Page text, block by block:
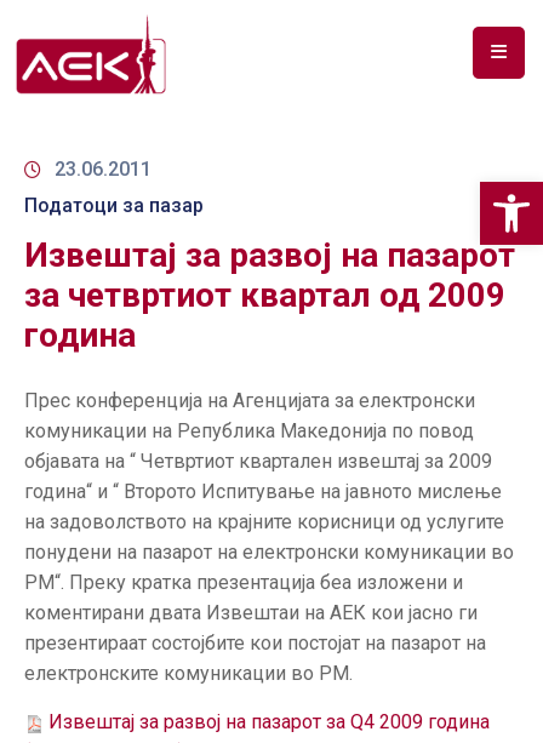
ЗА
ДОКУМЕНТИ
РФ
СПЕКТАР
АНАЛИЗА
НА
ПАЗАР
ГРИЖА
ЗА
КОРИСНИЦИ
23.06.2011
Податоци за пазар
Извештај за развој на пазарот
за четвртиот квартал од 2009
година
Прес конференција на Агенцијата за електронски
комуникации на Република Македонија по повод
објавата на “ Четвртиот квартален извештај за 2009
година“ и “ Второто Испитување на јавното мислење
на задоволството на крајните корисници од услугите
понудени на пазарот на електронски комуникации во
РМ“. Преку кратка презентација беа изложени и
коментирани двата Извештаи на АЕК кои јасно ги
презентираат состојбите кои постојат на пазарот на
електронските комуникации во РМ.
Извештај за развој на пазарот за Q4 2009 година